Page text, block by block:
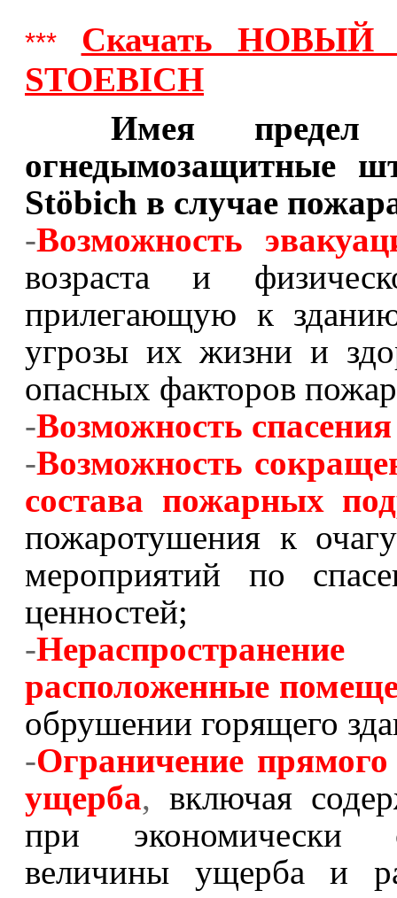
*** Скачать НОВЫЙ
STOEBICH
Имея предел
огнедымозащитные
Stöbich в случае
-Возможность
возраста и
прилегающую к
угрозы их жизни и
опасных факторов
-Возможность
-Возможность
состава пожарных
пожаротушения к
мероприятий по
ценностей;
-
расположенные
обрушении горящего
-Ограничение
ущерба,включая
при экономически
величины ущерба и